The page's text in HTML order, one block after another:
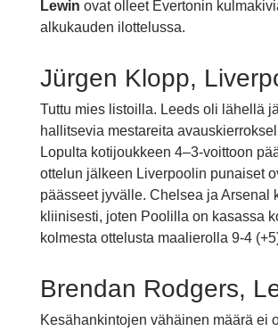
Lewin ovat olleet Evertonin
alkukauden ilottelussa.
Jürgen Klopp,
Tuttu mies listoilla. Leeds oli lähellä
hallitsevia mestareita
Lopulta kotijoukkeen 4–3-voittoon
ottelun jälkeen Liverpoolin punaiset
päässeet jyvälle. Chelsea ja Arsenal
kliinisesti, joten Poolilla on kasassa
kolmesta ottelusta maalierolla 9-4
Brendan Rodgers,
Kesähankintojen vähäinen määrä ei